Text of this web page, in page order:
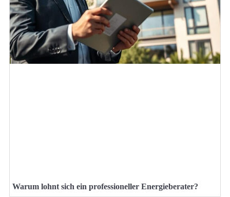
Warum lohnt sich ein professioneller Energieberater?